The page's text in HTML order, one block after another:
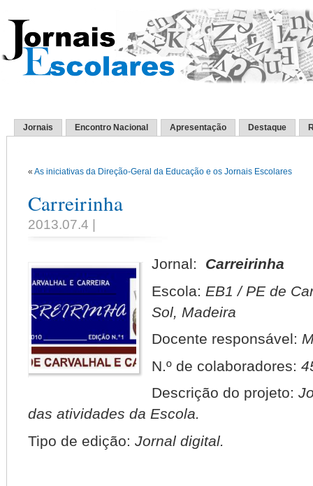
Jornais Encontro Nacional Apresentação Destaque
« As iniciativas da Direção-Geral da Educação e os Jornais Escolares
Carreirinha
2013.07.4 |
Jornal: Carreirinha
Escola: EB1 / PE de
Sol, Madeira
Docente responsável:
N.º de colaboradores:
Descrição do projeto:
das atividades da Escola.
Tipo de edição: Jornal digital.